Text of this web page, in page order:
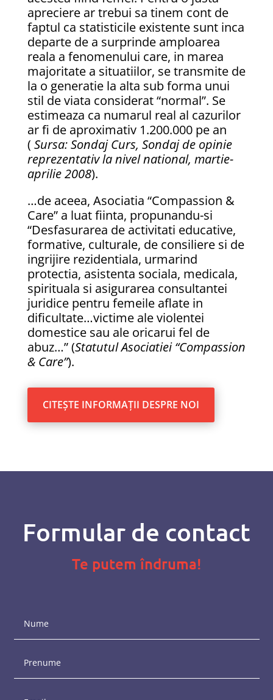
apreciere ar trebui sa tinem cont de
faptul ca statisticile existente sunt inca
departe de a surprinde amploarea
reala a fenomenului care, in marea
majoritate a situatiilor, se transmite de
la o generatie la alta sub forma unui
stil de viata considerat “normal”. Se
estimeaza ca numarul real al cazurilor
ar fi de aproximativ 1.200.000 pe an
( Sursa: Sondaj Curs, Sondaj de opinie
reprezentativ la nivel national, martie-
aprilie 2008).
…de aceea, Asociatia “Compassion &
Care” a luat fiinta, propunandu-si
“Desfasurarea de activitati educative,
formative, culturale, de consiliere si de
ingrijire rezidentiala, urmarind
protectia, asistenta sociala, medicala,
spirituala si asigurarea consultantei
juridice pentru femeile aflate in
dificultate…victime ale violentei
domestice sau ale oricarui fel de
abuz…” (Statutul Asociatiei “Compassion
& Care”).
CITEȘTE INFORMAȚII DESPRE NOI
Formular de contact
Te putem îndruma!